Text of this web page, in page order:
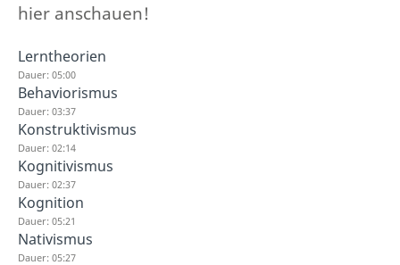
hier anschauen!
Lerntheorien
Dauer: 05:00
Behaviorismus
Dauer: 03:37
Konstruktivismus
Dauer: 02:14
Kognitivismus
Dauer: 02:37
Kognition
Dauer: 05:21
Nativismus
Dauer: 05:27